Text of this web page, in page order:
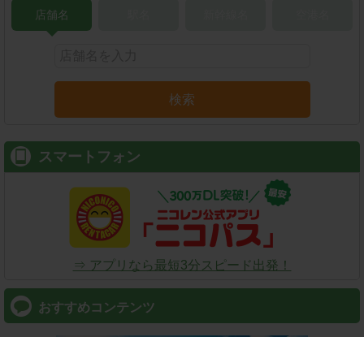
店舗名
検索
スマートフォン
⇒ アプリなら最短3分スピード出発！
おすすめコンテンツ